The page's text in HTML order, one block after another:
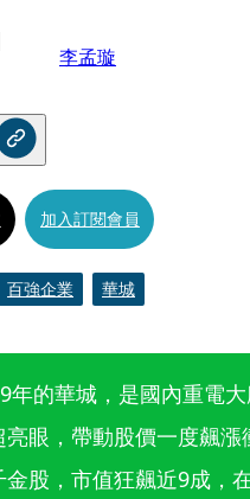
李孟璇
加入訂閱會員
百強企業 華城
年的華城，是國內重電
眼，帶動股價一度飆漲
股，市值狂飆近9成，